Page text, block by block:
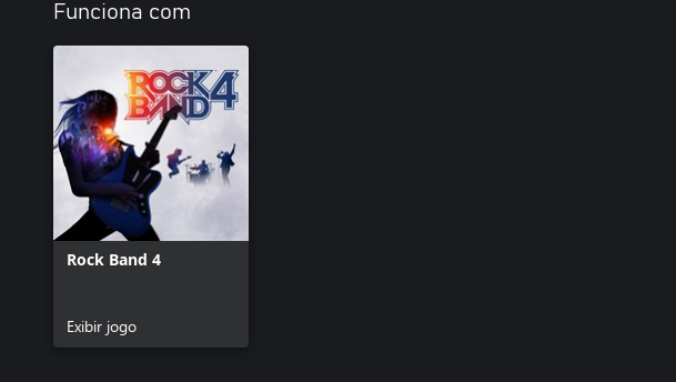
Funciona com
Rock Band 4
Exibir jogo